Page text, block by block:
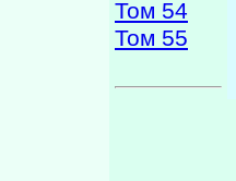
Том 54
Том 55